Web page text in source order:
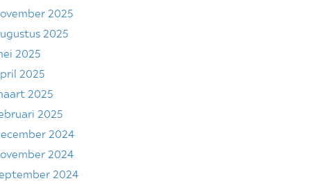
2025
2025
2025
2025
2025
2025
2024
2024
2024